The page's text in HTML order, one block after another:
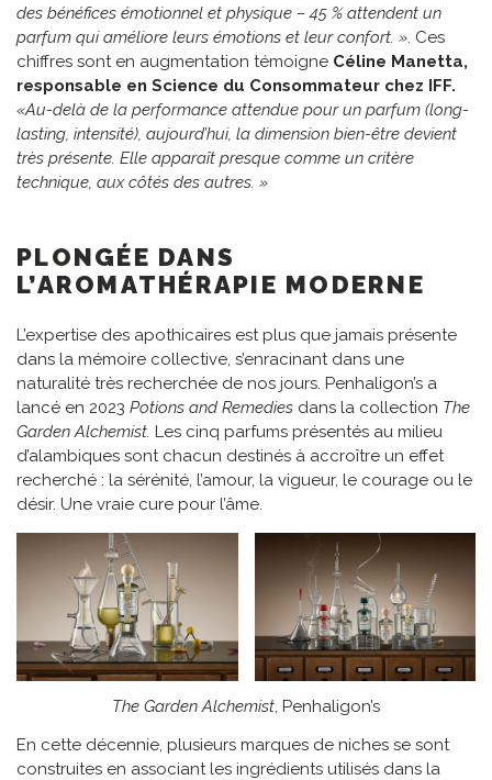
des bénéfices émotionnel et physique – 45 % attendent un
parfum qui améliore leurs émotions et leur confort. ». Ces
chiffres sont en augmentation témoigne Céline Manetta,
responsable en Science du Consommateur chez IFF.
«Au-delà de la performance attendue pour un parfum (long-
lasting, intensité), aujourd’hui, la dimension bien-être devient
très présente. Elle apparaît presque comme un critère
technique, aux côtés des autres. »
PLONGÉE DANS
L’AROMATHÉRAPIE MODERNE
L’expertise des apothicaires est plus que jamais présente
dans la mémoire collective, s’enracinant dans une
naturalité très recherchée de nos jours. Penhaligon’s a
lancé en 2023 Potions and Remedies dans la collection The
Garden Alchemist. Les cinq parfums présentés au milieu
d’alambiques sont chacun destinés à accroître un effet
recherché : la sérénité, l’amour, la vigueur, le courage ou le
désir. Une vraie cure pour l’âme.
The Garden Alchemist, Penhaligon’s
En cette décennie, plusieurs marques de niches se sont
construites en associant les ingrédients utilisés dans la